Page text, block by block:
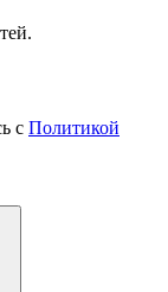
с Политикой